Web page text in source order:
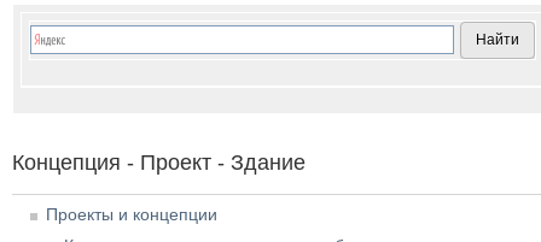
Концепция - Проект - Здание
Проекты и концепции